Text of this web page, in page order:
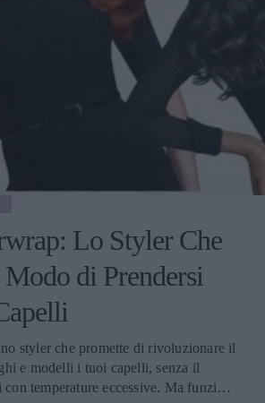
Lo Styler Che
di Prendersi
styler che promette di rivoluzionare il
e modelli i tuoi capelli, senza il
temperature eccessive. Ma funziona